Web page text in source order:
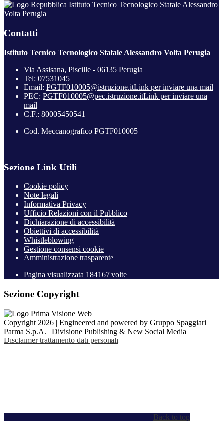
Istituto Tecnico Tecnologico Statale Alessandro
Volta Perugia
Contatti
Istituto Tecnico Tecnologico Statale Alessandro Volta Perugia
Via Assisana, Piscille - 06135 Perugia
Tel: 07531045
Email: PGTF010005@istruzione.itLink per inviare una mail
PEC: PGTF010005@pec.istruzione.itLink per inviare una
mail
C.F.: 80005450541
Cod. Meccanografico PGTF010005
Sezione Link Utili
Cookie policy
Note legali
Informativa Privacy
Ufficio Relazioni con il Pubblico
Dichiarazione di accessibilità
Obiettivi di accessibilità
Whistleblowing
Gestione consensi cookie
Amministrazione trasparente
Pagina visualizzata 184167 volte
Sezione Copyright
Copyright 2026 | Engineered and powered by Gruppo Spaggiari
Parma S.p.A. | Divisione Publishing & New Social Media
Disclaimer trattamento dati personali
Back to top